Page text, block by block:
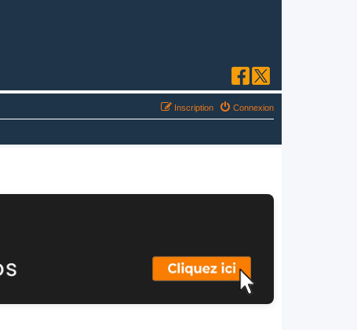
Connexion
Inscription